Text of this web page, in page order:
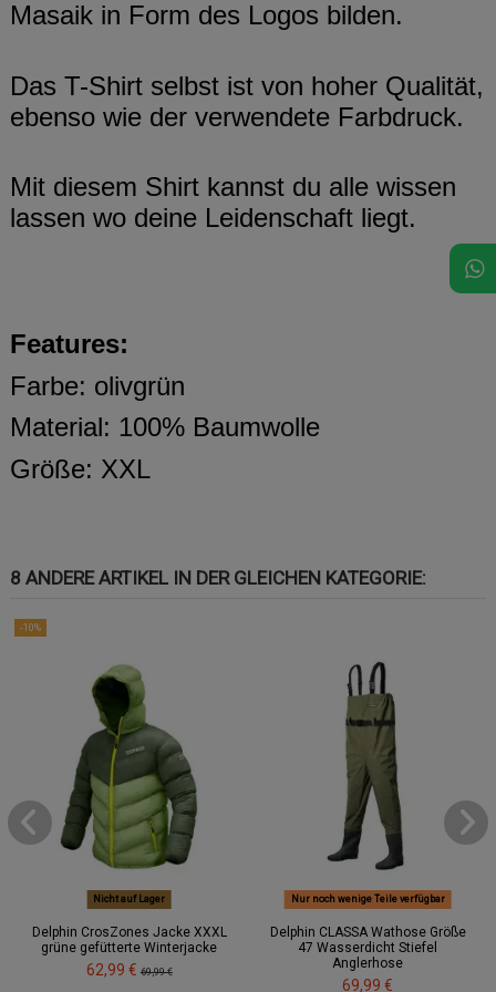
Masaik in Form des Logos bilden.
Das T-Shirt selbst ist von hoher Qualität,
ebenso wie der verwendete Farbdruck.
Mit diesem Shirt kannst du alle wissen
lassen wo deine Leidenschaft liegt.
Features:
Farbe: olivgrün
Material: 100% Baumwolle
Größe: XXL
8 ANDERE ARTIKEL IN DER GLEICHEN KATEGORIE:
-10%
Nicht auf Lager
Delphin CrosZones Jacke XXXL
grüne gefütterte Winterjacke
62,99 €69,99 €
Nur noch wenige Teile verfügbar
Delphin CLASSA Wathose Größe
47 Wasserdicht Stiefel
Anglerhose
69,99 €